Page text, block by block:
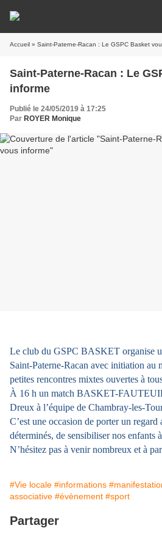
Accueil » Saint-Paterne-Racan : Le GSPC Basket
Saint-Paterne-Racan : Le
informe
Publié le 24/05/2019 à 17:25
Par ROYER Monique
Le club du GSPC BASKET organise
Saint-Paterne-Racan avec initiation au
petites rencontres mixtes ouvertes à
À 16 h un match BASKET-
Dreux à l’équipe de Chambray-les-
C’est une occasion de porter un
déterminés, de sensibiliser nos enfants
N’hésitez pas à venir nombreux et à
#Vie locale #informations
associative #évènement #sport
Partager